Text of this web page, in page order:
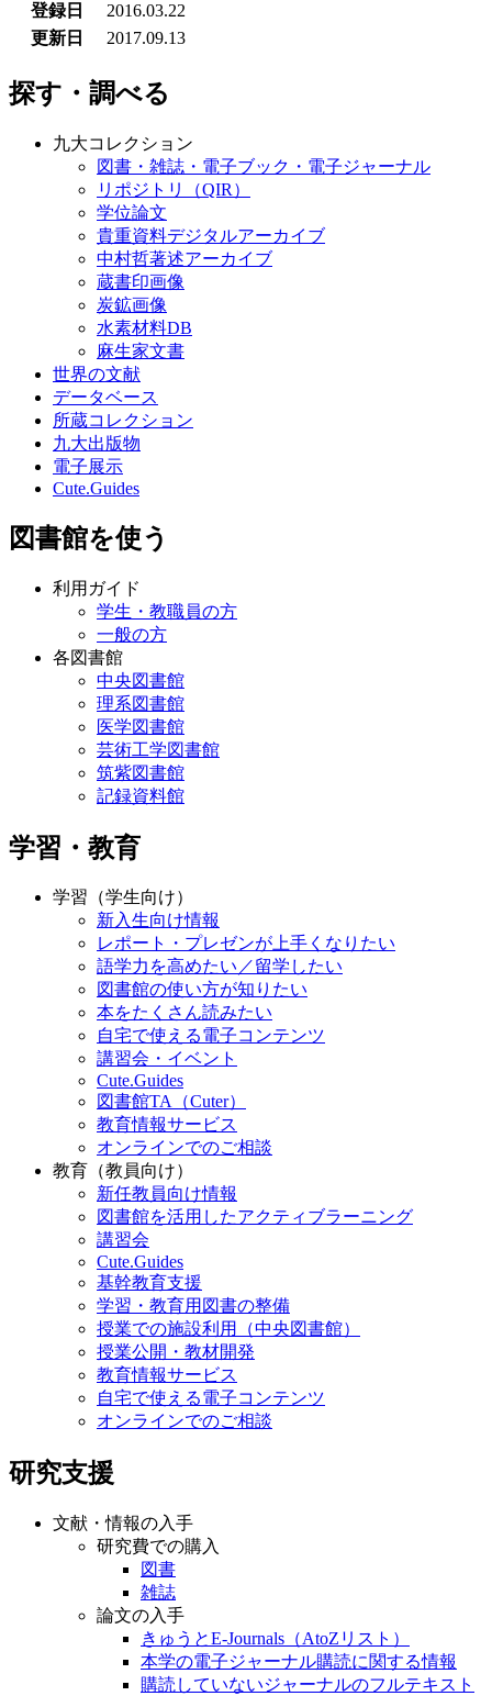
登録日
2016.03.22
更新日
2017.09.13
探す・調べる
九大コレクション
図書・雑誌・電子ブック・電子ジャーナル
リポジトリ（QIR）
学位論文
貴重資料デジタルアーカイブ
中村哲著述アーカイブ
蔵書印画像
炭鉱画像
水素材料DB
麻生家文書
世界の文献
データベース
所蔵コレクション
九大出版物
電子展示
Cute.Guides
図書館を使う
利用ガイド
学生・教職員の方
一般の方
各図書館
中央図書館
理系図書館
医学図書館
芸術工学図書館
筑紫図書館
記録資料館
学習・教育
学習（学生向け）
新入生向け情報
レポート・プレゼンが上手くなりたい
語学力を高めたい／留学したい
図書館の使い方が知りたい
本をたくさん読みたい
自宅で使える電子コンテンツ
講習会・イベント
Cute.Guides
図書館TA（Cuter）
教育情報サービス
オンラインでのご相談
教育（教員向け）
新任教員向け情報
図書館を活用したアクティブラーニング
講習会
Cute.Guides
基幹教育支援
学習・教育用図書の整備
授業での施設利用（中央図書館）
授業公開・教材開発
教育情報サービス
自宅で使える電子コンテンツ
オンラインでのご相談
研究支援
文献・情報の入手
研究費での購入
図書
雑誌
論文の入手
きゅうとE-Journals（AtoZリスト）
本学の電子ジャーナル購読に関する情報
購読していないジャーナルのフルテキスト